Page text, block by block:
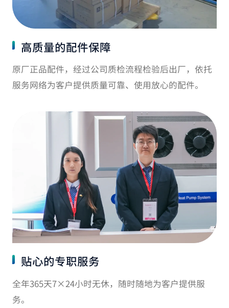
高质量的配件保障
原厂正品配件，经过公司质检流程检验后出厂，依托
服务网络为客户提供质量可靠、使用放心的配件。
贴心的专职服务
全年365天7×24小时无休，随时随地为客户提供服
务。